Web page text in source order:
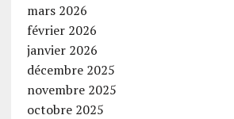
mars 2026
février 2026
janvier 2026
décembre 2025
novembre 2025
octobre 2025